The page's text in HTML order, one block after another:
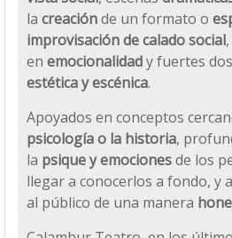
la creaciónde un formato o
improvisación de calado social
en emocionalidady fuertes
estética y escénica.
Apoyados en conceptos
psicología o la historia,
la psique y emocionesde los
llegar a conocerlos a fondo, y
al público de una manera